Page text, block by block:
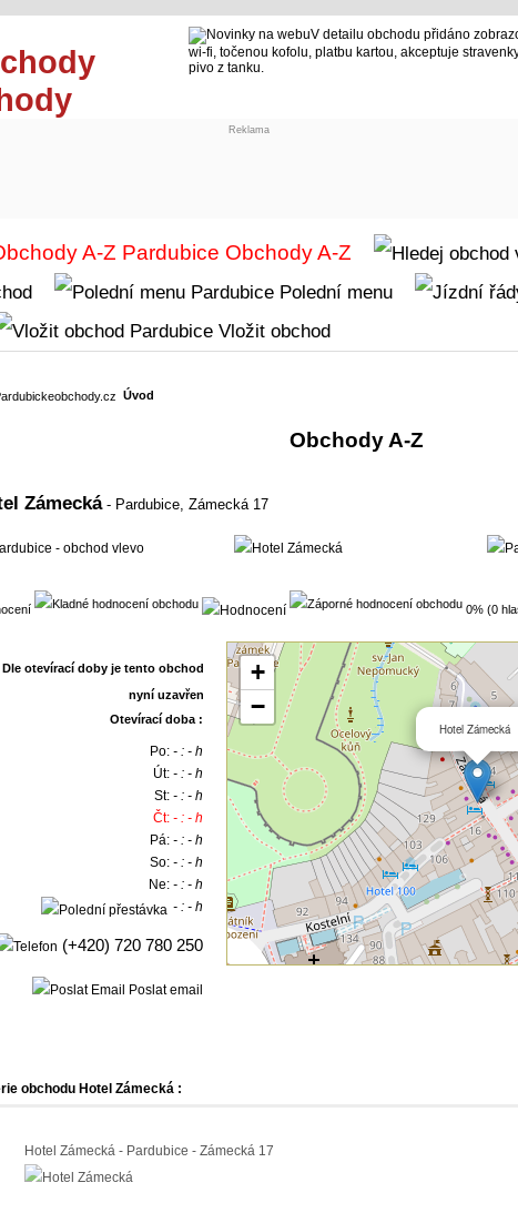
V detailu obchodu přidáno
wi-fi, točenou kofolu, platbu kartou, akceptuje
pivo z tanku.
Reklama
Obchody A-Z
Polední menu
Vložit obchod
Úvod
Obchody A-Z
Zámecká- Pardubice, Zámecká 17
0% (0
Otevírací doba :
Po: - : - h
Út: - : - h
St: - : - h
Čt: - : - h
Pá: - : - h
So: - : - h
Ne: - : - h
- : - h
(+420) 720 780 250
Poslat email
Hotel Zámecká
+
−
obchodu Hotel Zámecká :
Hotel Zámecká - Pardubice - Zámecká 17